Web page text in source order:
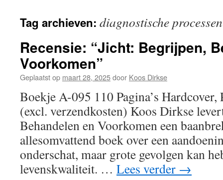
Tag archieven: diagnostische processen
Recensie: “Jicht: Begrijpen,
Voorkomen”
Geplaatst op maart 28, 2025door Koos Dirkse
Boekje A-095 110 Pagina’s
(excl. verzendkosten) Koos Dirkse
Behandelen en Voorkomen een
allesomvattend boek over een
onderschat, maar grote gevolgen kan
levenskwaliteit. … Lees verder →